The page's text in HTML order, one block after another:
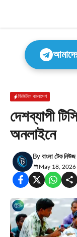
Menu
ডিজিটাল বাংলাদেশ
দেশব্যাপী
অনলাইনে
By বাংলা টেক নিউজ
May 18,